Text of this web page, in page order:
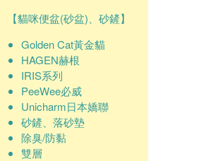
【貓咪便盆(砂盆)、砂鏟】
Golden Cat黃金貓
HAGEN赫根
IRIS系列
PeeWee必威
Unicharm日本嬌聯
砂鏟、落砂墊
除臭/防黏
雙層